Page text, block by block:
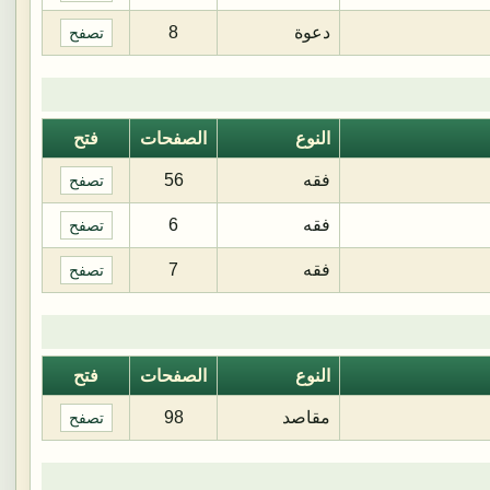
دعوة 8 تصفح
النوع الصفحات فتح
فقه 56 تصفح
فقه 6 تصفح
فقه 7 تصفح
النوع الصفحات فتح
مقاصد 98 تصفح